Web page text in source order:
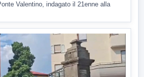
Valentino, indagato il 21enne alla